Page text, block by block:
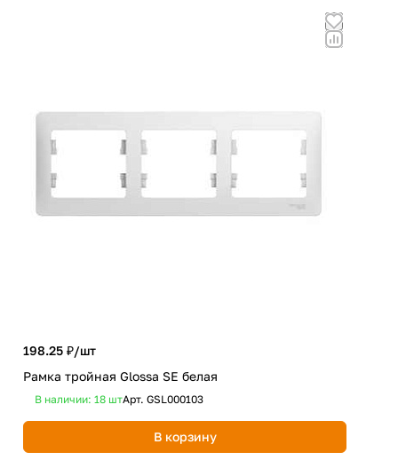
198.25 ₽/шт
Рамка тройная Glossa SE белая
В наличии: 18 штАрт. GSL000103
В корзину